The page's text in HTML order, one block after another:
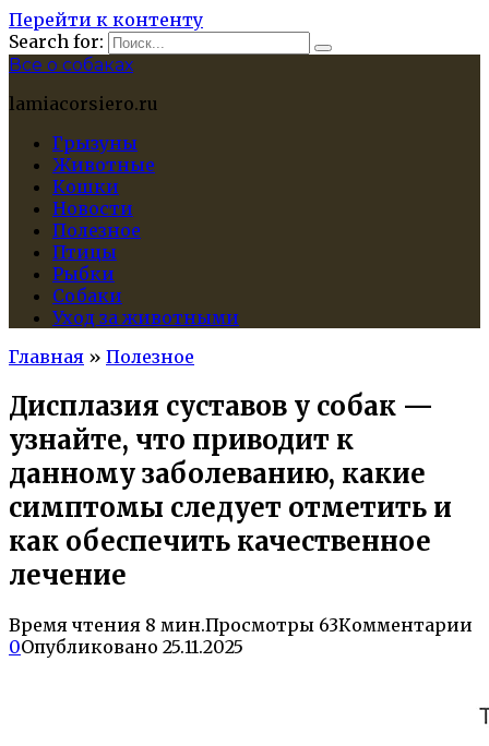
Перейти к контенту
Search for:
Все о собаках
lamiacorsiero.ru
Грызуны
Животные
Кошки
Новости
Полезное
Птицы
Рыбки
Собаки
Уход за животными
Главная » Полезное
Дисплазия суставов у собак —
узнайте, что приводит к
данному заболеванию, какие
симптомы следует отметить и
как обеспечить качественное
лечение
Время чтения 8 мин.Просмотры 63Комментарии
0Опубликовано 25.11.2025